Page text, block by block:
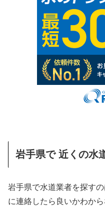
岩手県で 近くの水
岩手県で水道業者を探す
に連絡したら良いかわから